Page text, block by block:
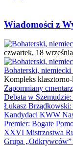
Wiadomości z
czwartek, 18
Bohaterski,
Kompleks
Zapomniany
Debata w
Łukasz
Kandydaci KWW
Premier: Bogate
XXVI Mistrzostwa
Grupa